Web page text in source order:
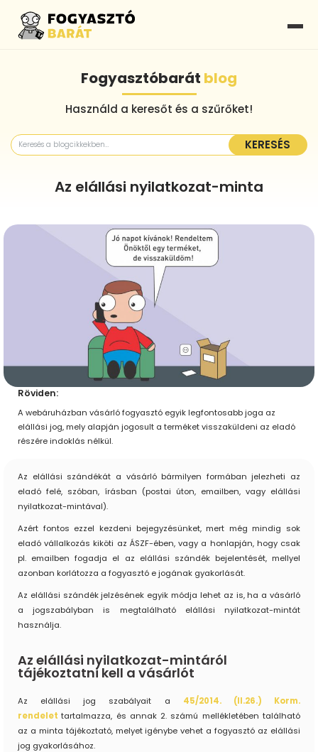
Fogyasztóbarát blog
Használd a keresőt és a szűrőket!
KERESÉS
Az elállási nyilatkozat-minta
Röviden:
A webáruházban vásárló fogyasztó egyik legfontosabb joga az
elállási jog, mely alapján jogosult a terméket visszaküldeni az eladó
részére indoklás nélkül.
Az elállási szándékát a vásárló bármilyen formában jelezheti az
eladó felé, szóban, írásban (postai úton, emailben, vagy elállási
nyilatkozat-mintával).
Azért fontos ezzel kezdeni bejegyzésünket, mert még mindig sok
eladó vállalkozás kiköti az ÁSZF-ében, vagy a honlapján, hogy csak
pl. emailben fogadja el az elállási szándék bejelentését, mellyel
azonban korlátozza a fogyasztó e jogának gyakorlását.
Az elállási szándék jelzésének egyik módja lehet az is, ha a vásárló
a jogszabályban is megtalálható elállási nyilatkozat-mintát
használja.
Az elállási nyilatkozat-mintáról
tájékoztatni kell a vásárlót
Az elállási jog szabályait a 45/2014. (II.26.) Korm.
rendelettartalmazza, és annak 2. számú mellékletében található
az a minta tájékoztató, melyet igénybe vehet a fogyasztó az elállási
jog gyakorlásához.